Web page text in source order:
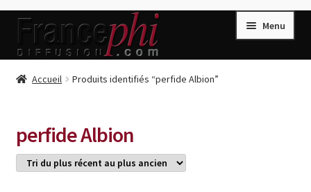
Aller
la
Aller
contenu
Menu
Accueil
Conditions de Vente
Accueil Produits identifiés “perfide Albion”
perfide Albion